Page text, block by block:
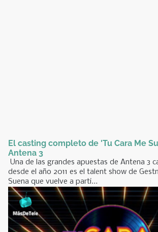
El casting completo de 'Tu Cara Me
Antena 3
Una de las grandes apuestas de Antena 3
desde el año 2011 es el talent show de
Suena que vuelve a parti...